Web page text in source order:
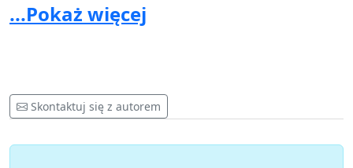
Przypominamy, co mówi ustawa:
Art. 35.
1. 60) Kto zabija, uśmierca zwierzę albo dokonuje uboju
zwierzęcia z naruszeniem przepisów art. 6 ust. 1, art. 33
...Pokaż więcej
Skontaktuj się z autorem